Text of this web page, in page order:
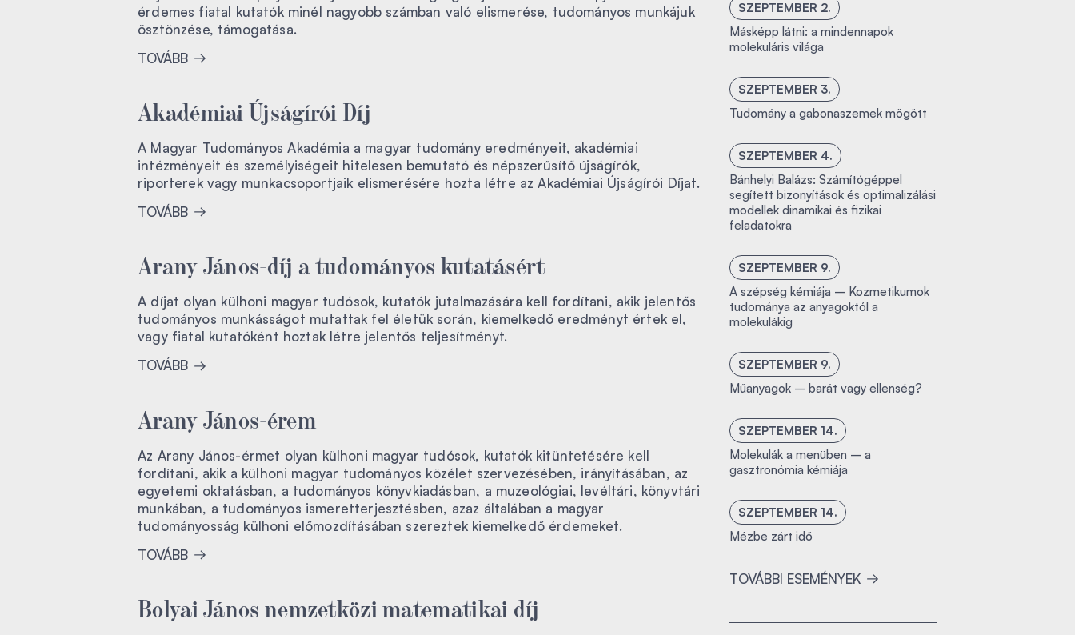
érdemes fiatal kutatók minél nagyobb számban való elismerése, tudományos munkájuk
ösztönzése, támogatása.
TOVÁBB
Akadémiai Újságírói Díj
A Magyar Tudományos Akadémia a magyar tudomány eredményeit, akadémiai
intézményeit és személyiségeit hitelesen bemutató és népszerűsítő újságírók,
riporterek vagy munkacsoportjaik elismerésére hozta létre az Akadémiai Újságírói Díjat.
TOVÁBB
Arany János-díj a tudományos kutatásért
A díjat olyan külhoni magyar tudósok, kutatók jutalmazására kell fordítani, akik jelentős
tudományos munkásságot mutattak fel életük során, kiemelkedő eredményt értek el,
vagy fiatal kutatóként hoztak létre jelentős teljesítményt.
TOVÁBB
Arany János-érem
Az Arany János-érmet olyan külhoni magyar tudósok, kutatók kitüntetésére kell
fordítani, akik a külhoni magyar tudományos közélet szervezésében, irányításában, az
egyetemi oktatásban, a tudományos könyvkiadásban, a muzeológiai, levéltári, könyvtári
munkában, a tudományos ismeretterjesztésben, azaz általában a magyar
tudományosság külhoni előmozdításában szereztek kiemelkedő érdemeket.
TOVÁBB
Bolyai János nemzetközi matematikai díj
SZEPTEMBER 2.
Másképp látni: a mindennapok
molekuláris világa
SZEPTEMBER 3.
Tudomány a gabonaszemek mögött
SZEPTEMBER 4.
Bánhelyi Balázs: Számítógéppel
segített bizonyítások és optimalizálási
modellek dinamikai és fizikai
feladatokra
SZEPTEMBER 9.
A szépség kémiája – Kozmetikumok
tudománya az anyagoktól a
molekulákig
SZEPTEMBER 9.
Műanyagok – barát vagy ellenség?
SZEPTEMBER 14.
Molekulák a menüben – a
gasztronómia kémiája
SZEPTEMBER 14.
Mézbe zárt idő
TOVÁBBI ESEMÉNYEK